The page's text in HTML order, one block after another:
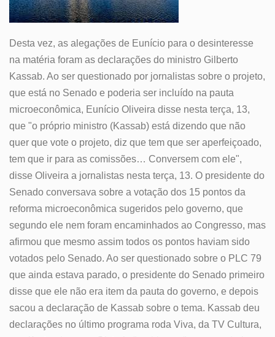
Desta vez, as alegações de Eunício para o desinteresse
na matéria foram as declarações do ministro Gilberto
Kassab. Ao ser questionado por jornalistas sobre o projeto,
que está no Senado e poderia ser incluído na pauta
microeconômica, Eunício Oliveira disse nesta terça, 13,
que "o próprio ministro (Kassab) está dizendo que não
quer que vote o projeto, diz que tem que ser aperfeiçoado,
tem que ir para as comissões… Conversem com ele",
disse Oliveira a jornalistas nesta terça, 13. O presidente do
Senado conversava sobre a votação dos 15 pontos da
reforma microeconômica sugeridos pelo governo, que
segundo ele nem foram encaminhados ao Congresso, mas
afirmou que mesmo assim todos os pontos haviam sido
votados pelo Senado. Ao ser questionado sobre o PLC 79
que ainda estava parado, o presidente do Senado primeiro
disse que ele não era item da pauta do governo, e depois
sacou a declaração de Kassab sobre o tema. Kassab deu
declarações no último programa roda Viva, da TV Cultura,